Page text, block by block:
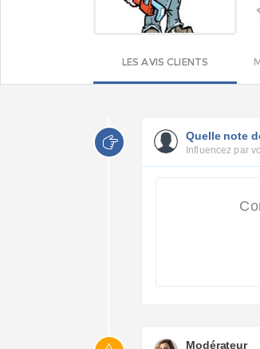
LES AVIS CLIENTS
Quelle note
Influencez par
Modérateur